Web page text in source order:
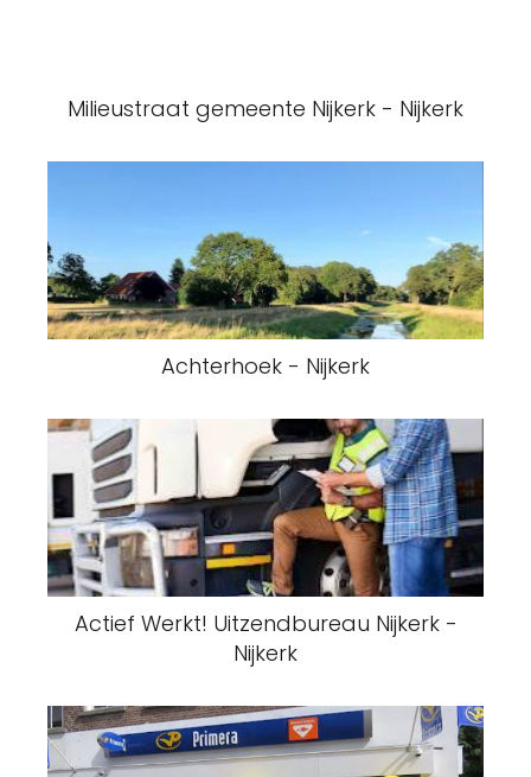
Milieustraat gemeente Nijkerk - Nijkerk
Achterhoek - Nijkerk
Actief Werkt! Uitzendbureau Nijkerk -
Nijkerk